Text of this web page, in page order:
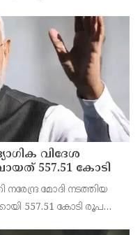
വിലയിരുത്താന്‍
വിദേശ
557.51 കോടി
മോദി നടത്തിയ
557.51 കോടി രൂപ